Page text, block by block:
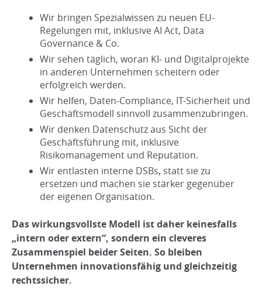
Wir bringen Spezialwissen zu neuen EU-
Regelungen mit, inklusive AI Act, Data
Governance & Co.
Wir sehen täglich, woran KI- und Digitalprojekte
in anderen Unternehmen scheitern oder
erfolgreich werden.
Wir helfen, Daten-Compliance, IT-Sicherheit und
Geschäftsmodell sinnvoll zusammenzubringen.
Wir denken Datenschutz aus Sicht der
Geschäftsführung mit, inklusive
Risikomanagement und Reputation.
Wir entlasten interne DSBs, statt sie zu
ersetzen und machen sie stärker gegenüber
der eigenen Organisation.
Das wirkungsvollste Modell ist daher keinesfalls
„intern oder extern“, sondern ein cleveres
Zusammenspiel beider Seiten. So bleiben
Unternehmen innovationsfähig und gleichzeitig
rechtssicher.